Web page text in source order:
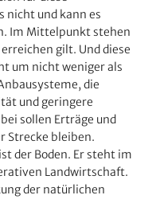
nicht und kann es
Im Mittelpunkt stehen
gilt. Und diese
um nicht weniger als
die
und geringere
sollen Erträge und
Strecke bleiben.
der Boden. Er steht im
Landwirtschaft.
der natürlichen